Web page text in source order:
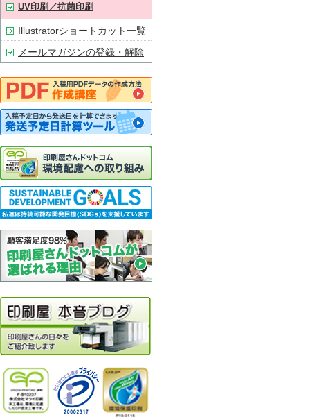
UV印刷／抗菌印刷
Illustratorショートカット一覧
メールマガジンの登録・解除